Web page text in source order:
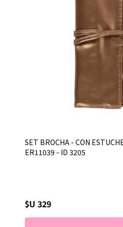
SET BROCHA - CON
ER11039 - ID 3205
$U 329